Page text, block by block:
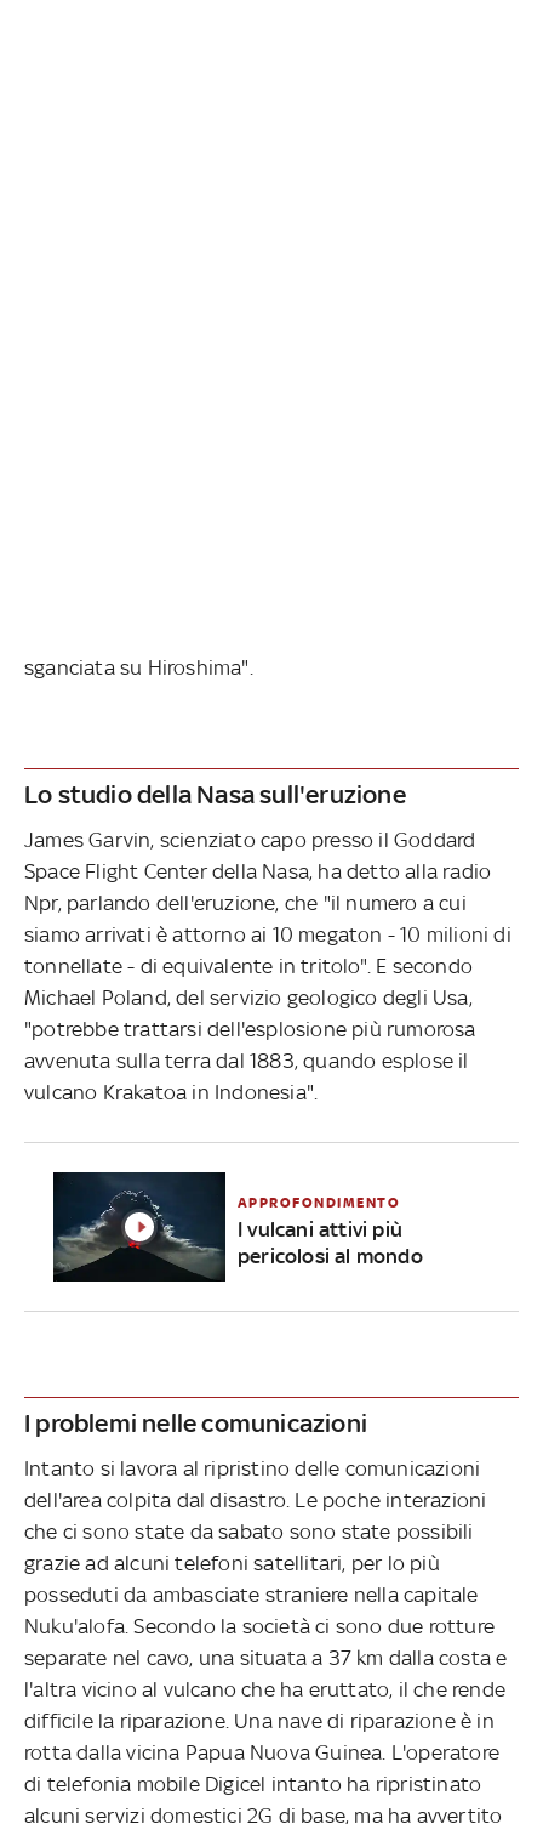
sganciata su Hiroshima".
Lo studio della Nasa sull'eruzione
James Garvin, scienziato capo presso il Goddard
Space Flight Center della Nasa, ha detto alla radio
Npr, parlando dell'eruzione, che "il numero a cui
siamo arrivati è attorno ai 10 megaton - 10 milioni di
tonnellate - di equivalente in tritolo". E secondo
Michael Poland, del servizio geologico degli Usa,
"potrebbe trattarsi dell'esplosione più rumorosa
avvenuta sulla terra dal 1883, quando esplose il
vulcano Krakatoa in Indonesia".
APPROFONDIMENTO
I vulcani attivi più
pericolosi al mondo
I problemi nelle comunicazioni
Intanto si lavora al ripristino delle comunicazioni
dell'area colpita dal disastro. Le poche interazioni
che ci sono state da sabato sono state possibili
grazie ad alcuni telefoni satellitari, per lo più
posseduti da ambasciate straniere nella capitale
Nuku'alofa. Secondo la società ci sono due rotture
separate nel cavo, una situata a 37 km dalla costa e
l'altra vicino al vulcano che ha eruttato, il che rende
difficile la riparazione. Una nave di riparazione è in
rotta dalla vicina Papua Nuova Guinea. L'operatore
di telefonia mobile Digicel intanto ha ripristinato
alcuni servizi domestici 2G di base, ma ha avvertito